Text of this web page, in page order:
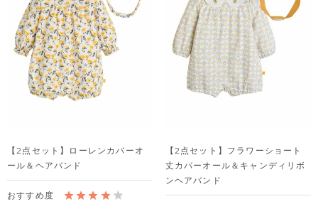
【2点セット】ローレンカバーオ
ール＆ヘアバンド
【2点セット】フラワーショート
丈カバーオール＆キャンディリボ
ンヘアバンド